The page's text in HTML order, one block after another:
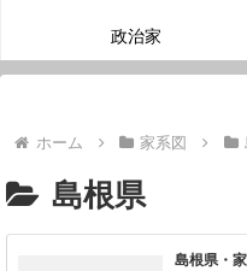
政治家
ホーム 家系図
島根県
島根県・